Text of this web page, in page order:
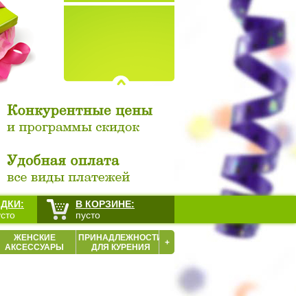
ЖЕНСКИЕ
АКСЕССУАРЫ
ПРИНАДЛЕЖНОСТИ
ДЛЯ КУРЕНИЯ
+
В КОРЗИНЕ:
пусто